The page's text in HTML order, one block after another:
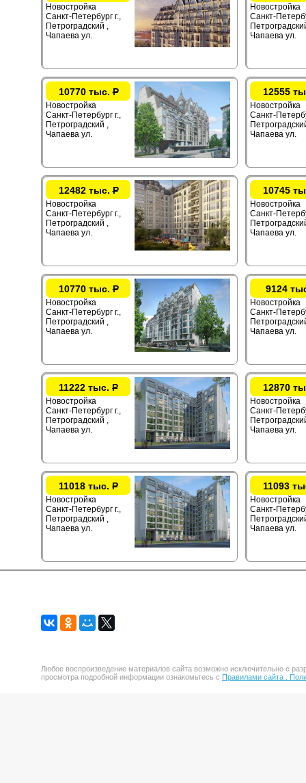
Новостройка
Санкт-Петербург г.,
Петроградский ,
Чапаева ул.
Новостройка
Санкт-
Чапаева ул.
10770 тыс.Р
Новостройка
Санкт-Петербург г.,
Петроградский ,
Чапаева ул.
12555
Новостройка
Санкт-
Чапаева ул.
12482 тыс.Р
Новостройка
Санкт-Петербург г.,
Петроградский ,
Чапаева ул.
10745
Новостройка
Санкт-
Чапаева ул.
10770 тыс.Р
Новостройка
Санкт-Петербург г.,
Петроградский ,
Чапаева ул.
9124
Новостройка
Санкт-
Чапаева ул.
11222 тыс. Р
Новостройка
Санкт-Петербург г.,
Петроградский ,
Чапаева ул.
12870
Новостройка
Санкт-
Чапаева ул.
11018 тыс. Р
Новостройка
Санкт-Петербург г.,
Петроградский ,
Чапаева ул.
11093
Новостройка
Санкт-
Чапаева ул.
Любое воспроизведение материалов сайта возможно исключительно с
просмотра подробной информации ознакомьтесь с Правилами сайта .